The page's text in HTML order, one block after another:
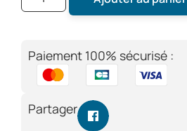
Paiement 100% sécurisé :
Partager